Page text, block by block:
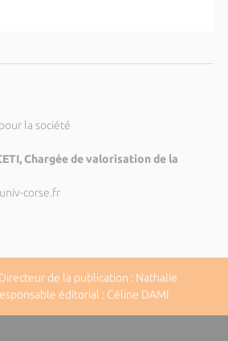
la société
Chargée de valorisation de la
corse.fr
de la publication : Nathalie
éditorial : Céline DAMI